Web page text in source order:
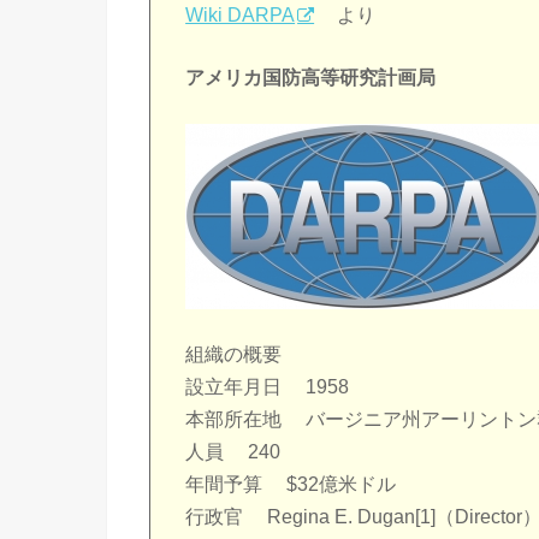
Wiki DARPA より
アメリカ国防高等研究計画局
組織の概要
設立年月日 1958
本部所在地 バージニア州アーリントン
人員 240
年間予算 $32億米ドル
行政官 Regina E. Dugan[1]（Director）